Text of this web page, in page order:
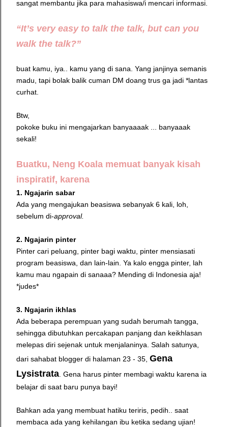
sangat membantu jika para mahasiswa/i mencari informasi.
“It’s very easy to talk the talk, but can you
walk the talk?”
buat kamu, iya.. kamu yang di sana. Yang janjinya semanis
madu, tapi bolak balik cuman DM doang trus ga jadi *lantas
curhat.
Btw,
pokoke buku ini mengajarkan banyaaaak ... banyaaak
sekali!
Buatku, Neng Koala memuat banyak kisah
inspiratif, karena
1. Ngajarin sabar
Ada yang mengajukan beasiswa sebanyak 6 kali, loh,
sebelum di-approval.
2. Ngajarin pinter
Pinter cari peluang, pinter bagi waktu, pinter mensiasati
program beasiswa, dan lain-lain. Ya kalo engga pinter, lah
kamu mau ngapain di sanaaa? Mending di Indonesia aja!
*judes*
3. Ngajarin ikhlas
Ada beberapa perempuan yang sudah berumah tangga,
sehingga dibutuhkan percakapan panjang dan keikhlasan
melepas diri sejenak untuk menjalaninya. Salah satunya,
dari sahabat blogger di halaman 23 - 35, Gena
Lysistrata . Gena harus pinter membagi waktu karena ia
belajar di saat baru punya bayi!
Bahkan ada yang membuat hatiku teriris, pedih.. saat
membaca ada yang kehilangan ibu ketika sedang ujian!